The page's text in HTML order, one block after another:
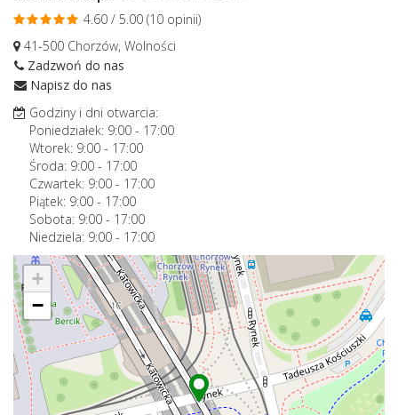
4.60 / 5.00 (10 opinii)
41-500 Chorzów, Wolności
Zadzwoń do nas
Napisz do nas
Godziny i dni otwarcia:
Poniedziałek: 9:00 - 17:00
Wtorek: 9:00 - 17:00
Środa: 9:00 - 17:00
Czwartek: 9:00 - 17:00
Piątek: 9:00 - 17:00
Sobota: 9:00 - 17:00
Niedziela: 9:00 - 17:00
+
−